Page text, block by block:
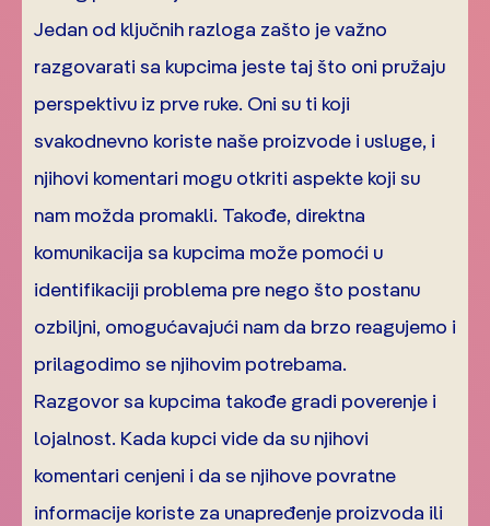
Jedan od ključnih razloga zašto je važno
razgovarati sa kupcima jeste taj što oni pružaju
perspektivu iz prve ruke. Oni su ti koji
svakodnevno koriste naše proizvode i usluge, i
njihovi komentari mogu otkriti aspekte koji su
nam možda promakli. Takođe, direktna
komunikacija sa kupcima može pomoći u
identifikaciji problema pre nego što postanu
ozbiljni, omogućavajući nam da brzo reagujemo i
prilagodimo se njihovim potrebama.
Razgovor sa kupcima takođe gradi poverenje i
lojalnost. Kada kupci vide da su njihovi
komentari cenjeni i da se njihove povratne
informacije koriste za unapređenje proizvoda ili